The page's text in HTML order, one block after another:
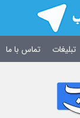
تبلیغات تماس با ما